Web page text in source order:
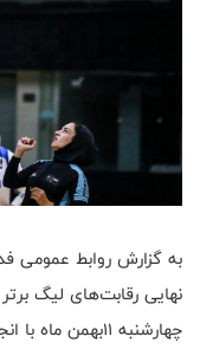
به گزارش روابط عمومی
نهایی رقابت‌های لیگ
چهارشنبه ۱۱بهمن ماه با انجام ۲ مسابقه برگزار می‌شود.